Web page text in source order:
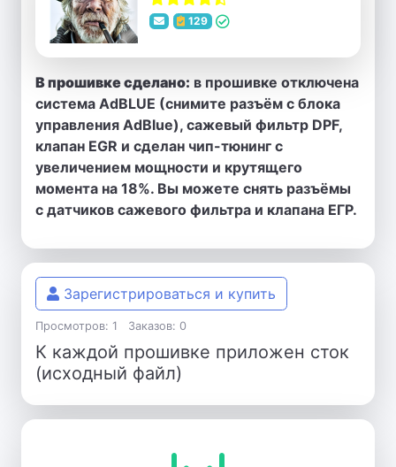
129
В прошивке сделано: в прошивке отключена
система AdBLUE (снимите разъём с блока
управления AdBlue), сажевый фильтр DPF,
клапан EGR и сделан чип-тюнинг с
увеличением мощности и крутящего
момента на 18%. Вы можете снять разъёмы
с датчиков сажевого фильтра и клапана ЕГР.
Зарегистрироваться и купить
Просмотров: 1 Заказов: 0
К каждой прошивке приложен сток
(исходный файл)